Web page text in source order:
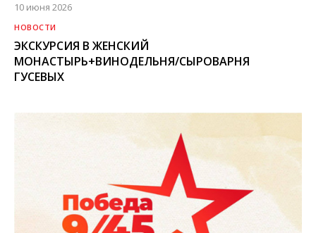
10 июня 2026
НОВОСТИ
ЭКСКУРСИЯ В ЖЕНСКИЙ
МОНАСТЫРЬ+ВИНОДЕЛЬНЯ/СЫРОВАРНЯ
ГУСЕВЫХ